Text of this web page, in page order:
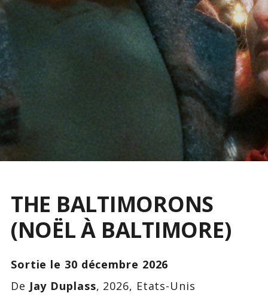
THE BALTIMORONS
(NOËL À BALTIMORE)
Sortie le 30 décembre 2026
De Jay Duplass, 2026, Etats-Unis